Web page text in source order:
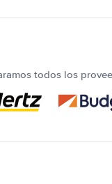
todos los